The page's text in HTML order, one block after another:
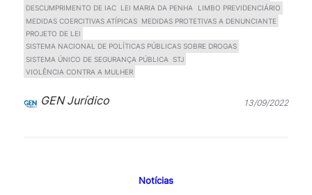
DESCUMPRIMENTO DE IAC
LEI MARIA DA PENHA
LIMBO PREVIDENCIÁRIO
MEDIDAS COERCITIVAS ATÍPICAS
MEDIDAS PROTETIVAS A DENUNCIANTE
PROJETO DE LEI
SISTEMA NACIONAL DE POLÍTICAS PÚBLICAS SOBRE DROGAS
SISTEMA ÚNICO DE SEGURANÇA PÚBLICA STJ
VIOLÊNCIA CONTRA A MULHER
GEN Jurídico 13/09/2022
Notícias